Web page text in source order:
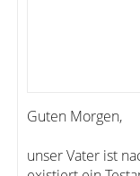
Guten Morgen,
unser Vater ist